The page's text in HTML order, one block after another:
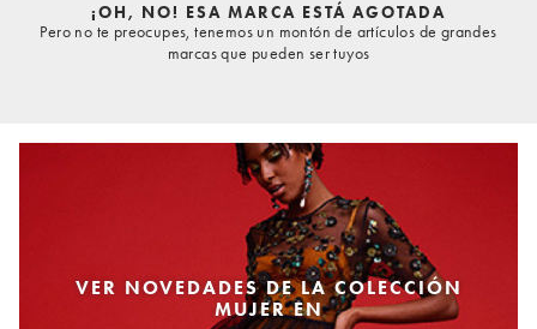
¡OH, NO! ESA MARCA ESTÁ AGOTADA
Pero no te preocupes, tenemos un montón de artículos de grandes
marcas que pueden ser tuyos
VER NOVEDADES DE LA COLECCIÓN
MUJER EN